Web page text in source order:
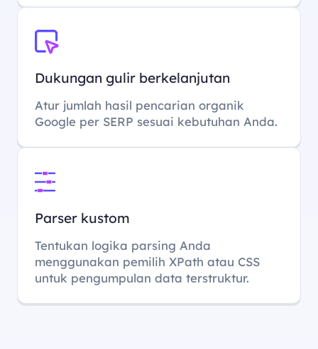
Dukungan gulir berkelanjutan
Atur jumlah hasil pencarian organik
Google per SERP sesuai kebutuhan Anda.
Parser kustom
Tentukan logika parsing Anda
menggunakan pemilih XPath atau CSS
untuk pengumpulan data terstruktur.